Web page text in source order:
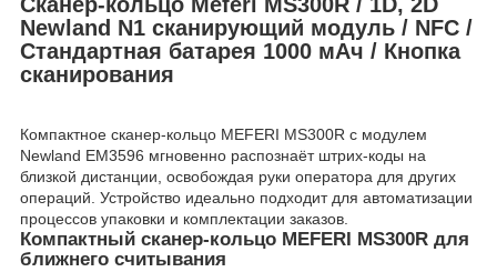
Newland N1 сканирующий модуль / NFC /
Стандартная батарея 1000 мАч / Кнопка
сканирования
Компактное сканер-кольцо MEFERI MS300R с модулем
Newland EM3596 мгновенно распознаёт штрих-коды на
близкой дистанции, освобождая руки оператора для других
операций. Устройство идеально подходит для автоматизации
процессов упаковки и комплектации заказов.
Компактный сканер-кольцо MEFERI MS300R для
ближнего считывания